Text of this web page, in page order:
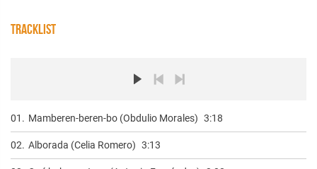
TRACKLIST
01. Mamberen-beren-bo (Obdulio Morales) 3:18
02. Alborada (Celia Romero) 3:13